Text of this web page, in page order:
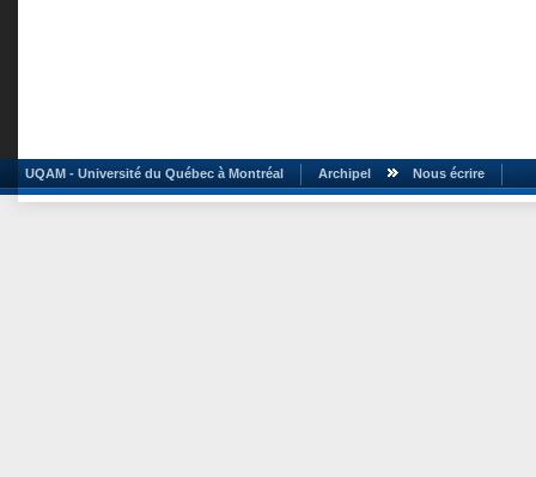
UQAM - Université du Québec à Montréal Archipel Nous écrire